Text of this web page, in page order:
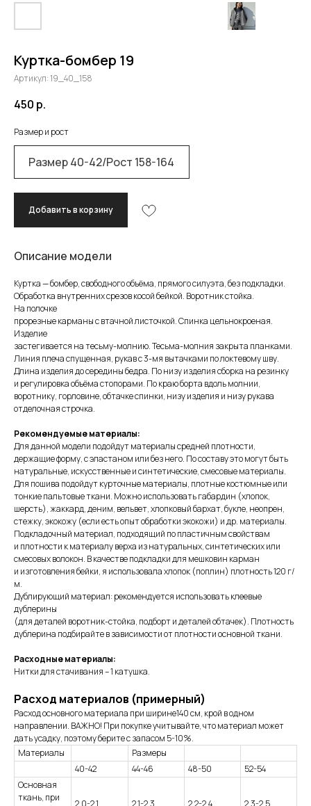
Куртка-бомбер 19
Артикул:19_40_158
450 р.
Размер и рост
Добавить в корзину
Описание модели
Куртка — бомбер, свободного объёма, прямого силуэта, без подкладки.
Обработка внутренних срезов косой бейкой. Воротник стойка.
На полочке
прорезные карманы с втачной листочкой. Спинка цельнокроеная.
Изделие
застегивается на тесьму-молнию. Тесьма-молния закрыта планками.
Линия плеча спущенная, рукав с 3-мя вытачками по локтевому шву.
Длина изделия до середины бедра. По низу изделия сборка на резинку
и регулировка объёма стопорами. По краю борта вдоль молнии,
воротнику, горловине, обтачке спинки, низу изделия и низу рукава
отделочная строчка.
Рекомендуемые материалы:
Для данной модели подойдут материалы средней плотности,
держащие форму, с эластаном или без него. По составу это могут быть
натуральные, искусственные и синтетические, смесовые материалы.
Для пошива подойдут курточные материалы, плотные костюмные или
тонкие пальтовые ткани. Можно использовать габардин (хлопок,
шерсть), жаккард, деним, вельвет, хлопковый бархат, букле, неопрен,
стежку, экокожу (если есть опыт обработки экокожи) и др. материалы.
Подкладочный материал, подходящий по пластичным свойствам
и плотности к материалу верха из натуральных, синтетических или
смесовых волокон. В качестве подкладки для мешковин карман
и изготовления бейки, я использовала хлопок (поплин) плотность 120 г/
м.
Дублирующий материал: рекомендуется использовать клеевые
дублерины
(для деталей воротник-стойка, подборт и деталей обтачек). Плотность
дублерина подбирайте в зависимости от плотности основной ткани.
Расходные материалы:
Нитки для стачивания – 1 катушка.
Расход материалов (примерный)
Расход основного материала при ширине140 см, крой в одном
направлении. ВАЖНО! При покупке учитывайте, что материал может
дать усадку, поэтому берите с запасом 5-10%.
Материалы
Размеры
40-42
44-46 48-50
52-54
Основная
ткань, при
2,0-2,1 2,1-2,3 2,2-2,4 2,3-2,5